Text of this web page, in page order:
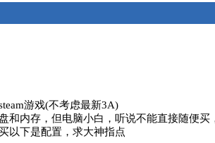
游戏(不考虑最新3A)
和内存，但电脑小白，听说不能直接随便
以下是配置，求大神指点